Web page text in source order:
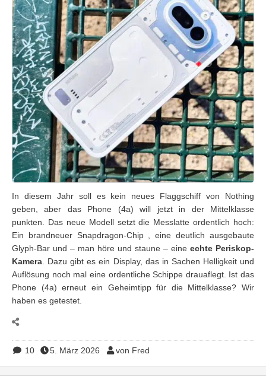
In diesem Jahr soll es kein neues Flaggschiff von Nothing
geben, aber das Phone (4a) will jetzt in der Mittelklasse
punkten. Das neue Modell setzt die Messlatte ordentlich hoch:
Ein brandneuer Snapdragon-Chip , eine deutlich ausgebaute
Glyph-Bar und – man höre und staune – eine echte Periskop-
Kamera . Dazu gibt es ein Display, das in Sachen Helligkeit und
Auflösung noch mal eine ordentliche Schippe drauaflegt. Ist das
Phone (4a) erneut ein Geheimtipp für die Mittelklasse? Wir
haben es getestet.
10 5. März 2026 von Fred